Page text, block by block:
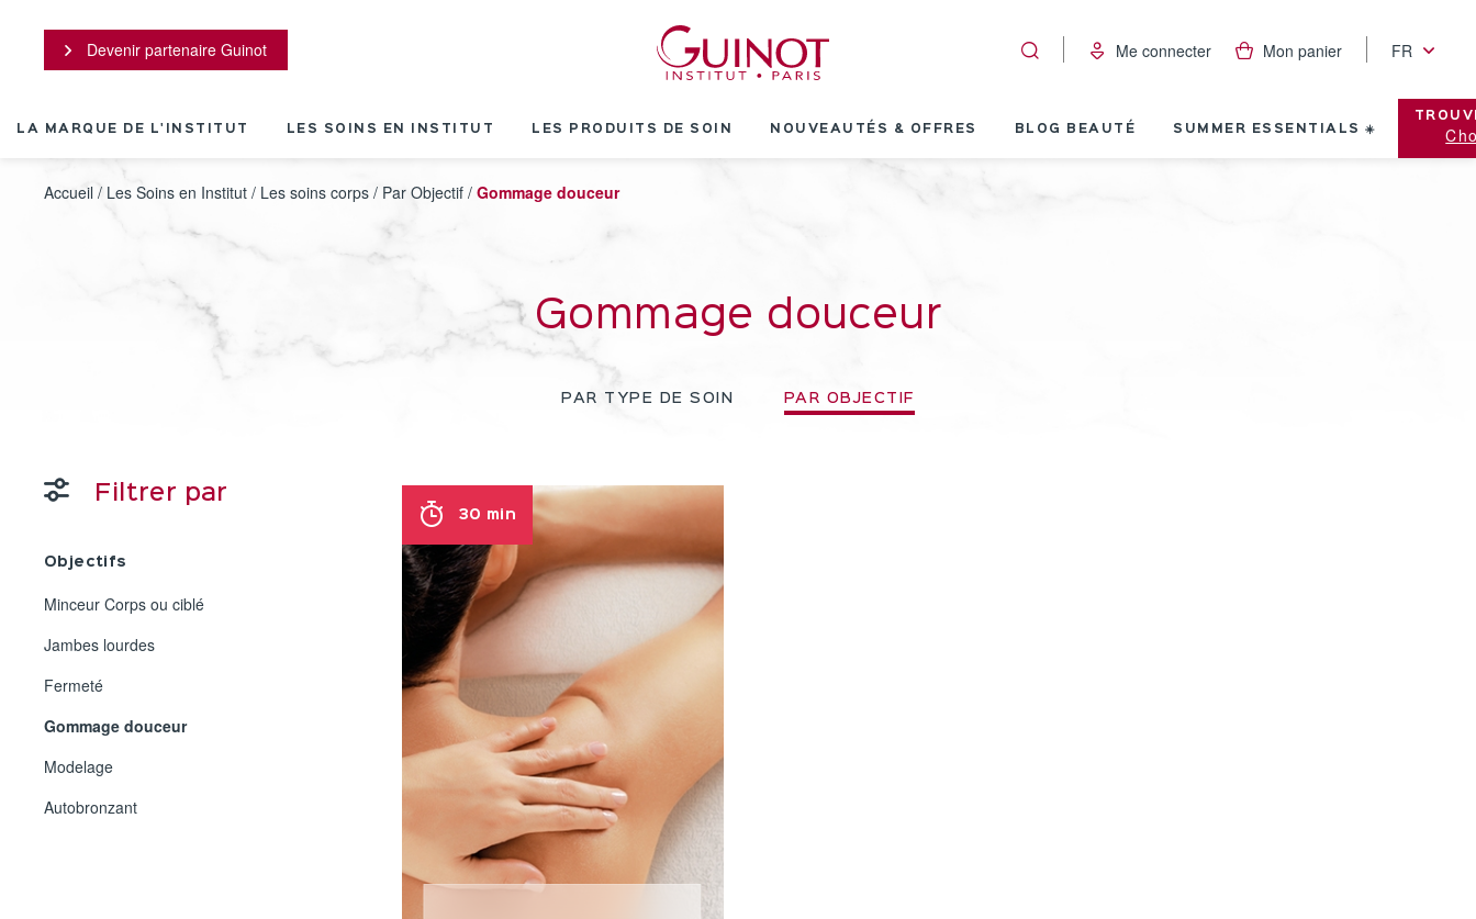
Devenir partenaire Guinot Me connecter Mon panier FR
LA MARQUE DE L'INSTITUT LES SOINS EN INSTITUT LES PRODUITS DE SOIN NOUVEAUTÉS & OFFRES BLOG BEAUTÉ SUMMER ESSENTIALS ☀️
Accueil / Les Soins en Institut / Les soins corps / Par Objectif / Gommage douceur
Gommage douceur
PAR TYPE DE SOIN PAR OBJECTIF
Filtrer par
Objectifs
Minceur Corps ou ciblé
Jambes lourdes
Fermeté
Gommage douceur
Modelage
Autobronzant
30 min